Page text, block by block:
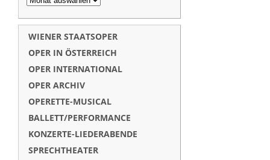
WIENER STAATSOPER
OPER IN ÖSTERREICH
OPER INTERNATIONAL
OPER ARCHIV
OPERETTE-MUSICAL
BALLETT/PERFORMANCE
KONZERTE-LIEDERABENDE
SPRECHTHEATER